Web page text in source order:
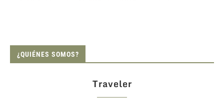
¿QUIÉNES SOMOS?
Traveler